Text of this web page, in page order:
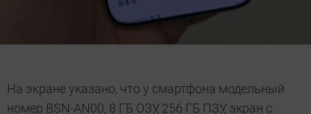
На экране указано, что у смартфона модельный
номер BSN-AN00, 8 ГБ ОЗУ, 256 ГБ ПЗУ, экран с